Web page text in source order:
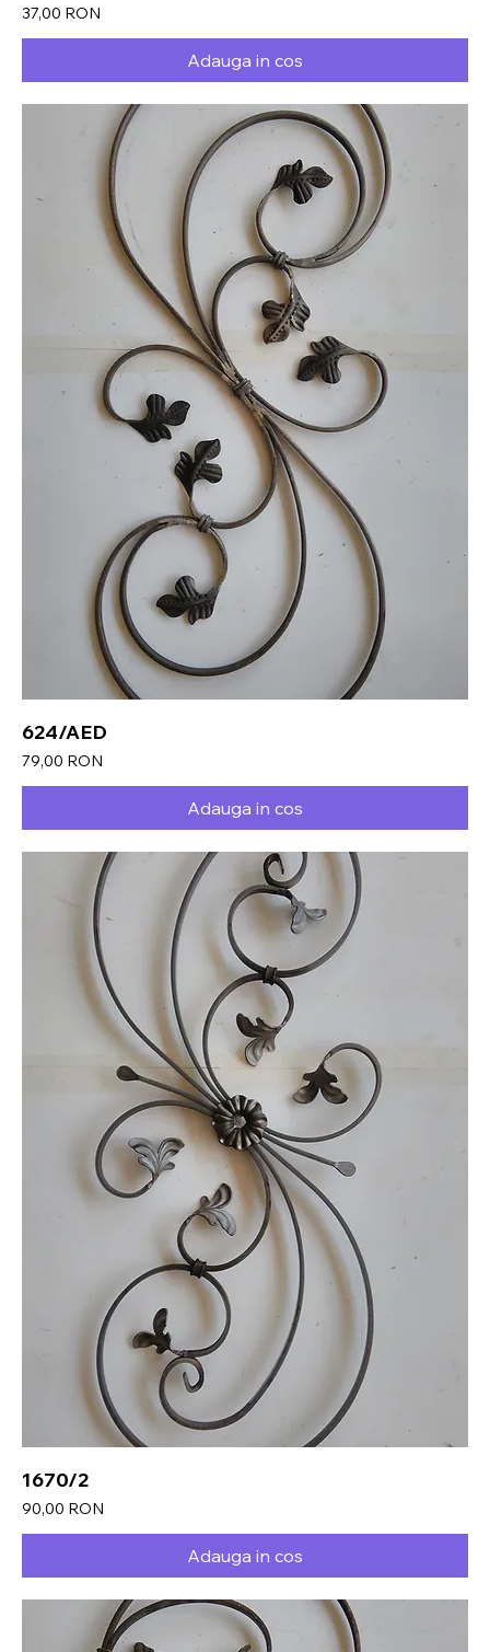
Preț
37,00 RON
Adauga in cos
624/AED
Preț
79,00 RON
Adauga in cos
1670/2
Preț
90,00 RON
Adauga in cos